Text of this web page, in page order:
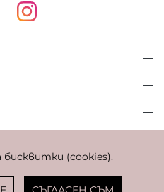
бисквитки (cookies).
1 EUR = 1,95583 BGN